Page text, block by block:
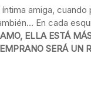
amiga,
En cada
ELLA ESTÁ
SERÁ UN